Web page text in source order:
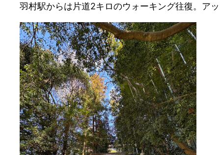
羽村駅からは片道2キロのウォーキング往復。アッ